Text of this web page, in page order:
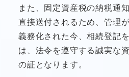
また、固定資産税の納税通
直接送付されるため、管理
義務化された今、相続登記
は、法令を遵守する誠実な
の証となります。